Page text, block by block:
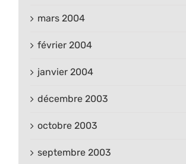
mars 2004
février 2004
janvier 2004
décembre 2003
octobre 2003
septembre 2003